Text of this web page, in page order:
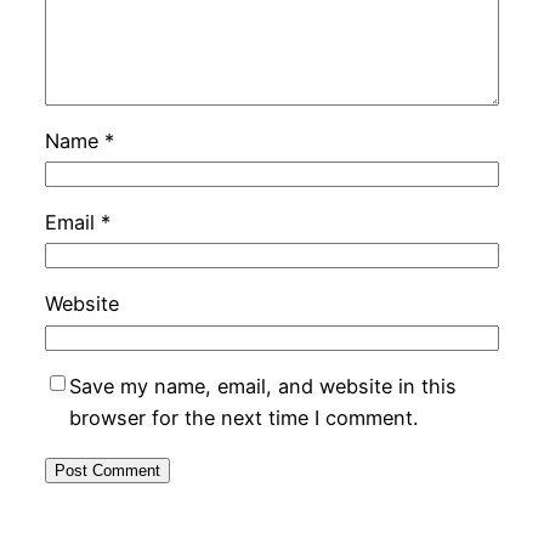
Name *
Email *
Website
Save my name, email, and website in this
browser for the next time I comment.